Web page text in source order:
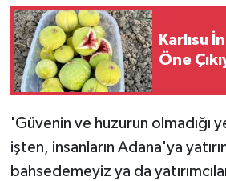
Karlısu
Öne
'Güvenin ve huzurun olmadığı
işten, insanların Adana'ya
bahsedemeyiz ya da